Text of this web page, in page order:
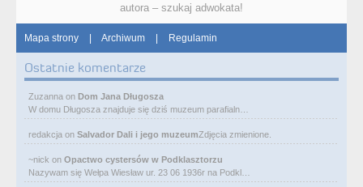
autora – szukaj adwokata!
Mapa strony | Archiwum | Regulamin
Ostatnie komentarze
Zuzanna on Dom Jana Długosza
W domu Długosza znajduje się dziś muzeum parafialn…
redakcja on Salvador Dali i jego muzeumZdjęcia zmienione.
~nick on Opactwo cystersów w Podklasztorzu
Nazywam się Wełpa Wiesław ur. 23 06 1936r na Podkl…